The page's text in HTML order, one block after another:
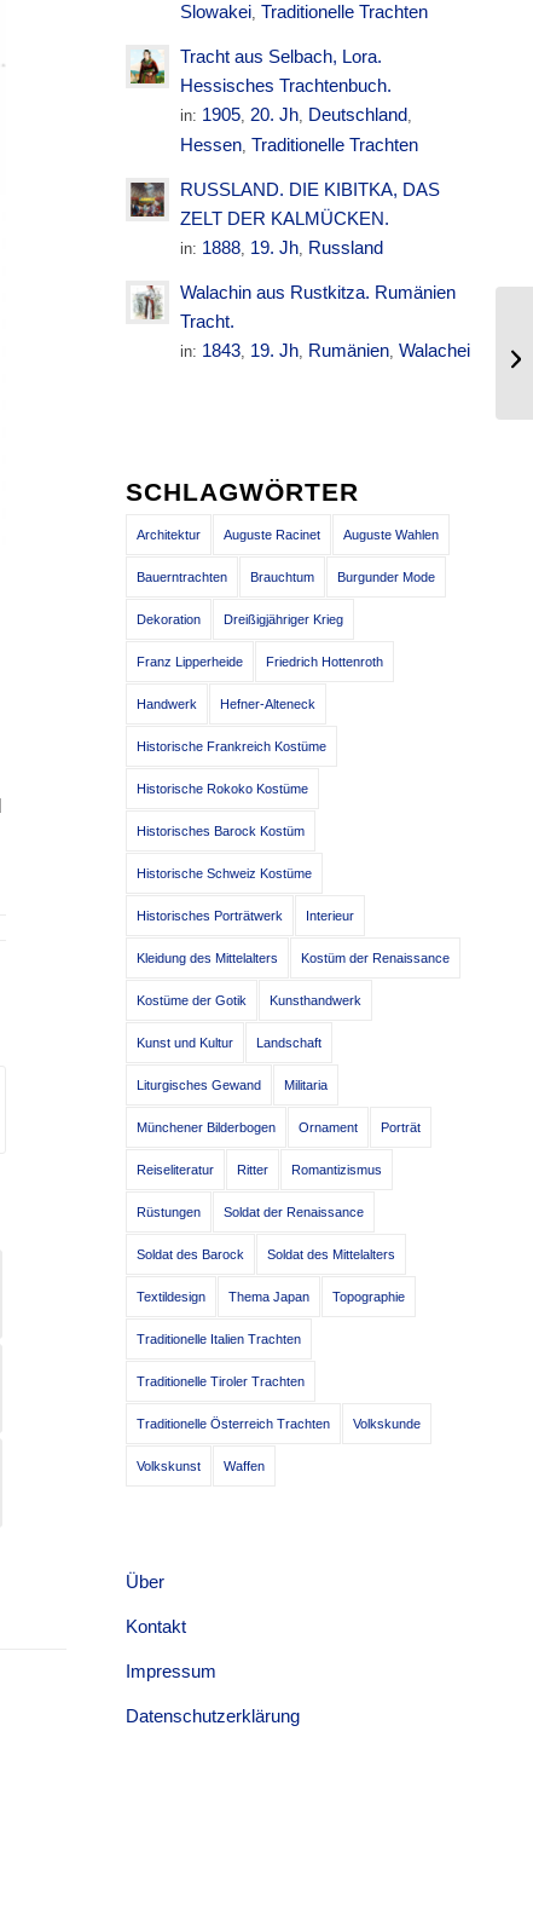
Slowakei, Traditionelle Trachten
Tracht aus Selbach, Lora.
Hessisches Trachtenbuch.
in: 1905,20. Jh, Deutschland,
Hessen, Traditionelle Trachten
RUSSLAND. DIE KIBITKA, DAS
ZELT DER KALMÜCKEN.
in: 1888, 19. Jh, Russland
Walachin aus Rustkitza. Rumänien
Tracht.
in: 1843, 19. Jh, Rumänien,Walachei
SCHLAGWÖRTER
Architektur Auguste Racinet Auguste Wahlen
Bauerntrachten Brauchtum Burgunder Mode
Dekoration Dreißigjähriger Krieg
Franz Lipperheide Friedrich Hottenroth
Handwerk Hefner-Alteneck
Historische Frankreich Kostüme
Historische Rokoko Kostüme
Historisches Barock Kostüm
Historische Schweiz Kostüme
Historisches Porträtwerk Interieur
Kleidung des Mittelalters Kostüm der Renaissance
Kostüme der Gotik Kunsthandwerk
Kunst und Kultur Landschaft
Liturgisches Gewand Militaria
Münchener Bilderbogen Ornament Porträt
Reiseliteratur Ritter Romantizismus
Rüstungen Soldat der Renaissance
Soldat des Barock Soldat des Mittelalters
Textildesign Thema Japan Topographie
Traditionelle Italien Trachten
Traditionelle Tiroler Trachten
Traditionelle Österreich Trachten Volkskunde
Volkskunst Waffen
Über
Kontakt
Impressum
Datenschutzerklärung